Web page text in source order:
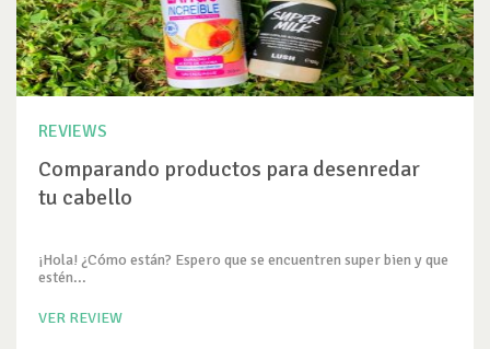
REVIEWS
Comparando productos para desenredar
tu cabello
¡Hola! ¿Cómo están? Espero que se encuentren super bien y que
estén...
VER REVIEW